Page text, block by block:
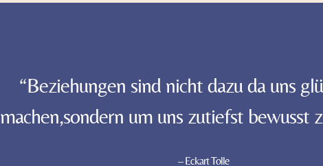
“Beziehungen sind nicht dazu da uns
machen,sondern um uns zutiefst bewusst
– Eckart Tolle